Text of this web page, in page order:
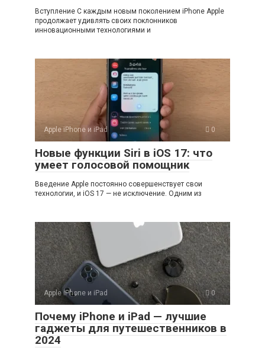
Вступление С каждым новым поколением iPhone Apple
продолжает удивлять своих поклонников
инновационными технологиями и
Apple iPhone и iPad 0
Новые функции Siri в iOS 17: что
умеет голосовой помощник
Введение Apple постоянно совершенствует свои
технологии, и iOS 17 — не исключение. Одним из
Apple iPhone и iPad 0
Почему iPhone и iPad — лучшие
гаджеты для путешественников в
2024